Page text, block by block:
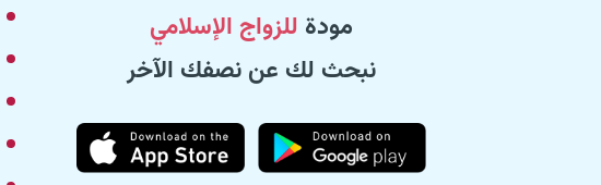
مودة للزواج الإسلامي
نبحث لك عن نصفك الآخر